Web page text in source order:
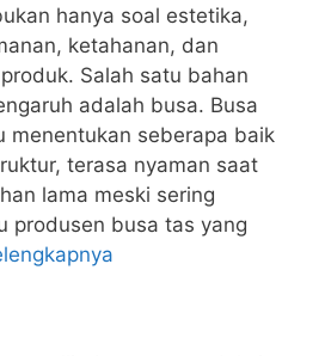
hanya soal estetika,
ketahanan, dan
Salah satu bahan
adalah busa. Busa
menentukan seberapa baik
terasa nyaman saat
lama meski sering
produsen busa tas yang